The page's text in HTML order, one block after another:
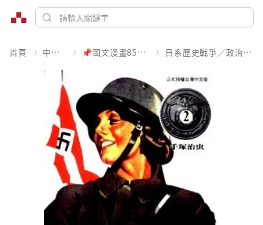
首頁 中文書 📌圖文漫畫85折起 日系歷史戰爭／政治宗教